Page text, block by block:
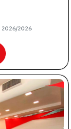
2026/2026